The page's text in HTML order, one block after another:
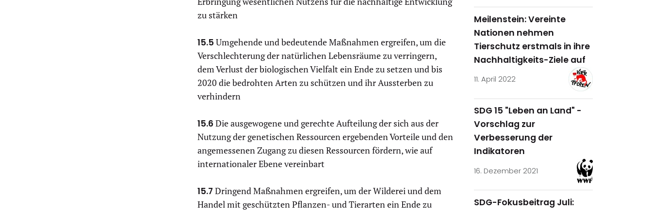
zu stärken
15.5 Umgehende und bedeutende Maßnahmen ergreifen, um die
Verschlechterung der natürlichen Lebensräume zu verringern,
dem Verlust der biologischen Vielfalt ein Ende zu setzen und bis
2020 die bedrohten Arten zu schützen und ihr Aussterben zu
verhindern
15.6 Die ausgewogene und gerechte Aufteilung der sich aus der
Nutzung der genetischen Ressourcen ergebenden Vorteile und den
angemessenen Zugang zu diesen Ressourcen fördern, wie auf
internationaler Ebene vereinbart
15.7 Dringend Maßnahmen ergreifen, um der Wilderei und dem
Handel mit geschützten Pflanzen- und Tierarten ein Ende zu
Meilenstein: Vereinte
Nationen nehmen
Tierschutz erstmals in ihre
Nachhaltigkeits-Ziele auf
11. April 2022
SDG 15 "Leben an Land" -
Vorschlag zur
Verbesserung der
Indikatoren
16. Dezember 2021
SDG-Fokusbeitrag Juli: